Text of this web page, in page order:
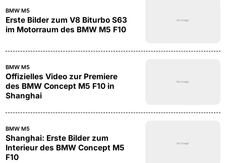
BMW M5
Erste Bilder zum V8 Biturbo S63
im Motorraum des BMW M5 F10
BMW M5
Offizielles Video zur Premiere
des BMW Concept M5 F10 in
Shanghai
BMW M5
Shanghai: Erste Bilder zum
Interieur des BMW Concept M5
F10